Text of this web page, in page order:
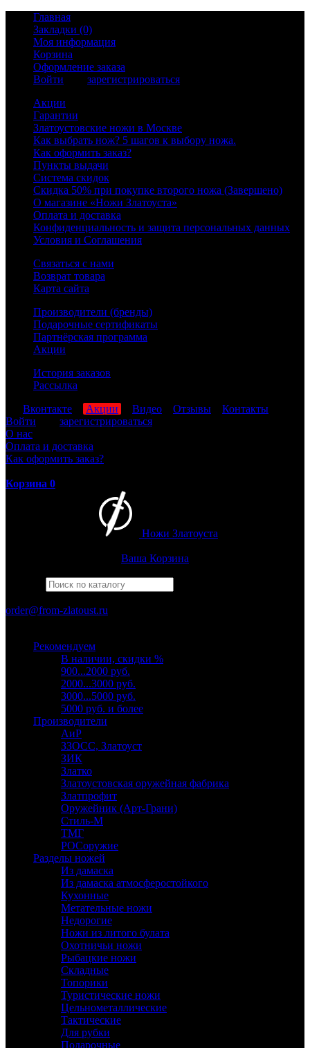
Главная
Закладки (0)
Моя информация
Корзина
Оформление заказа
Войти
зарегистрироваться
Акции
Гарантии
Златоустовские ножи в Москве
Как выбрать нож? 5 шагов к выбору ножа.
Как оформить заказ?
Пункты выдачи
Система скидок
Скидка 50% при покупке второго ножа (Завершено)
О магазине «Ножи Златоуста»
Оплата и доставка
Конфиденциальность и защита персональных данных
Условия и Соглашения
Связаться с нами
Возврат товара
Карта сайта
Производители (бренды)
Подарочные сертификаты
Партнёрская программа
Акции
История заказов
Рассылка
Вконтакте Акции Видео Отзывы
Контакты
Войти
зарегистрироваться
О нас
Оплата и доставка
Как оформить заказ?
Корзина 0
Ножи Златоуста
Ваша Корзина
order@from-zlatoust.ru
Рекомендуем
В наличии, скидки %
900...2000 руб.
2000...3000 руб.
3000...5000 руб.
5000 руб. и более
Производители
АиР
ЗЗОСС, Златоуст
ЗИК
Златко
Златоустовская оружейная фабрика
Златпрофит
Оружейник (Арт-Грани)
Стиль-М
ТМГ
РОСоружие
Разделы ножей
Из дамаска
Из дамаска атмосферостойкого
Кухонные
Метательные ножи
Недорогие
Ножи из литого булата
Охотничьи ножи
Рыбацкие ножи
Складные
Топорики
Туристические ножи
Цельнометаллические
Тактические
Для рубки
Подарочные